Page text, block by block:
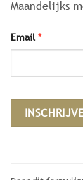
Maandelijks
Email*